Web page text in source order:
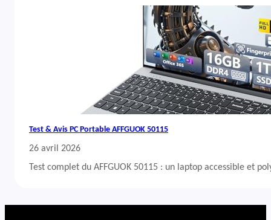
Test & Avis PC Portable AFFGUOK 50115
26 avril 2026
Test complet du AFFGUOK 50115 : un laptop accessible